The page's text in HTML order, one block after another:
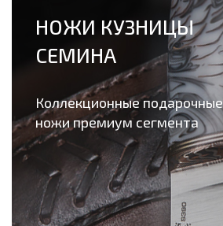
НОЖИ КУЗНИЦЫ
СЕМИНА
Коллекционные подарочные
ножи премиум сегмента